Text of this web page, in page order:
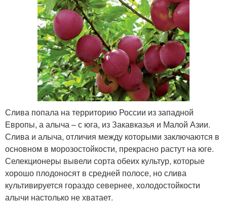
Слива попала на территорию России из западной
Европы, а алыча – с юга, из Закавказья и Малой Азии.
Слива и алыча, отличия между которыми заключаются в
основном в морозостойкости, прекрасно растут на юге.
Селекционеры вывели сорта обеих культур, которые
хорошо плодоносят в средней полосе, но слива
культивируется гораздо севернее, холодостойкости
алычи настолько не хватает.